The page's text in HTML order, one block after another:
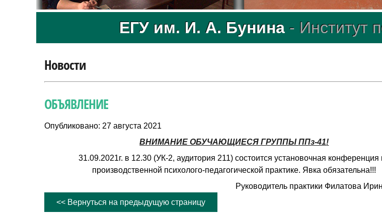
ЕГУ им. И. А. Бунина - Институт
Новости
ОБЪЯВЛЕНИЕ
Опубликовано: 27 августа 2021
ВНИМАНИЕ ОБУЧАЮЩИЕСЯ ГРУППЫППз-41!
31.09.2021г. в 12.30 (УК-2, аудитория 211) состоится установочная конференция
производственной психолого-педагогической практике. Явка обязательна!!!
Руководитель практики Филатова
<< Вернуться на предыдущую страницу